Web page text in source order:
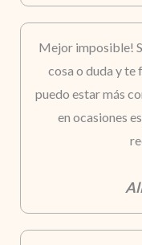
Mejor imposible!
cosa o duda y te
puedo estar más
en ocasiones